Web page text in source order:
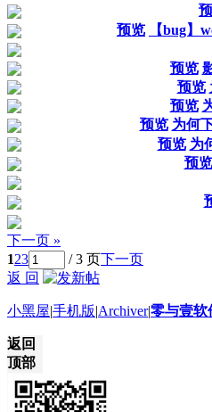
预览
【bug】
预览
预览
预览
预览 为何
预览 为
预览
下一页 »
123 / 3 页下一页
返 回
小黑屋|手机版|Archiver|零与壹软
返回
顶部